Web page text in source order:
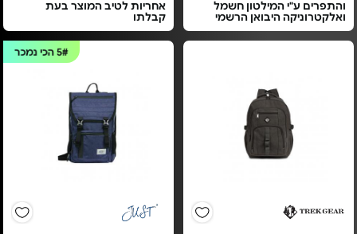
והתפרים ע"י המילטון חשמל
ואלקטרוניקה היבואן הרשמי
אחריות לטיב המוצר בעת
קבלתו
5#הכי נמכר